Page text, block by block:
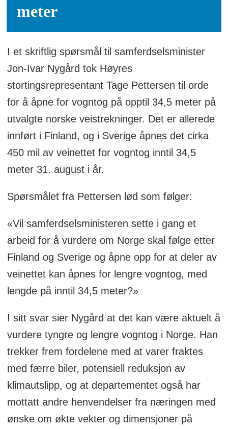
meter
I et skriftlig spørsmål til samferdselsminister
Jon-Ivar Nygård tok Høyres
stortingsrepresentant Tage Pettersen til orde
for å åpne for vogntog på opptil 34,5 meter på
utvalgte norske veistrekninger. Det er allerede
innført i Finland, og i Sverige åpnes det cirka
450 mil av veinettet for vogntog inntil 34,5
meter 31. august i år.
Spørsmålet fra Pettersen lød som følger:
«Vil samferdselsministeren sette i gang et
arbeid for å vurdere om Norge skal følge etter
Finland og Sverige og åpne opp for at deler av
veinettet kan åpnes for lengre vogntog, med
lengde på inntil 34,5 meter?»
I sitt svar sier Nygård at det kan være aktuelt å
vurdere tyngre og lengre vogntog i Norge. Han
trekker frem fordelene med at varer fraktes
med færre biler, potensiell reduksjon av
klimautslipp, og at departementet også har
mottatt andre henvendelser fra næringen med
ønske om økte vekter og dimensjoner på